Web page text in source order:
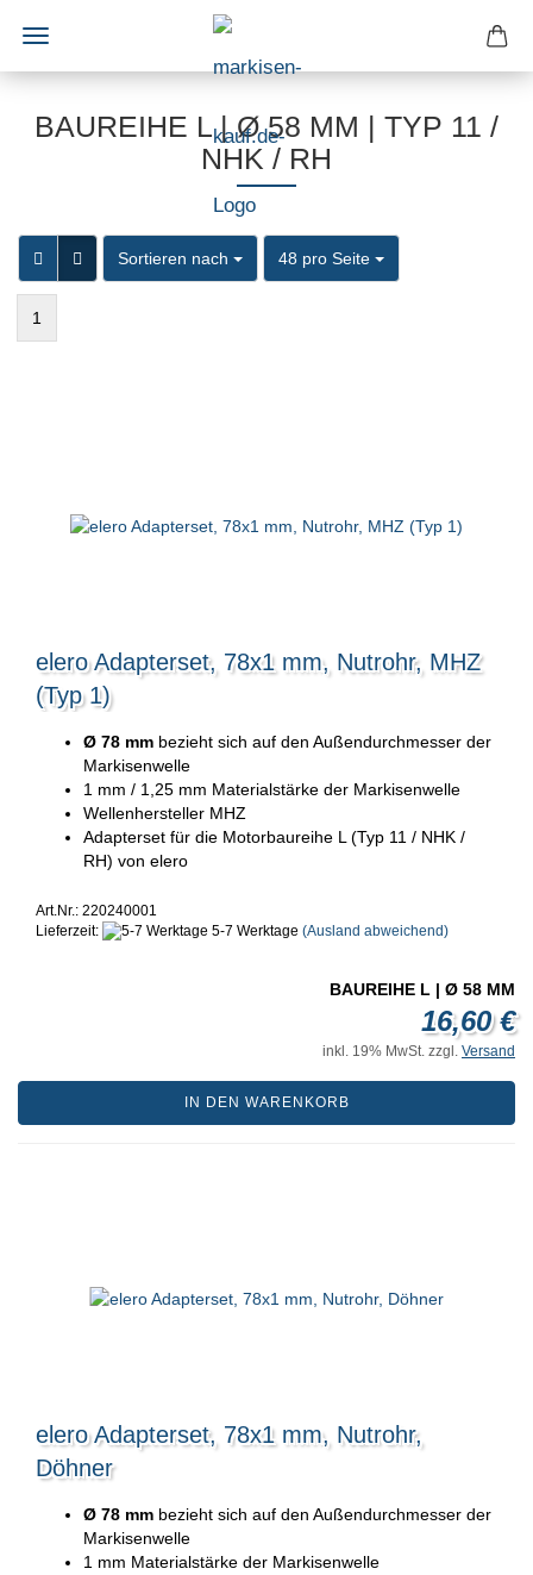
BAUREIHE L | Ø 58 MM | TYP 11 /
NHK / RH
Sortieren nach
Sortieren nach 48 pro Seite
pro Seite
1
elero Adapterset, 78x1 mm, Nutrohr, MHZ
(Typ 1)
Ø 78 mm bezieht sich auf den Außendurchmesser der
Markisenwelle
1 mm / 1,25 mm Materialstärke der Markisenwelle
Wellenhersteller MHZ
Adapterset für die Motorbaureihe L (Typ 11 / NHK /
RH) von elero
Art.Nr.: 220240001
Lieferzeit:
5-7 Werktage (Ausland abweichend)
BAUREIHE L | Ø 58 MM
16,60 €
inkl. 19% MwSt. zzgl. Versand
IN DEN WARENKORB
elero Adapterset, 78x1 mm, Nutrohr,
Döhner
Ø 78 mm bezieht sich auf den Außendurchmesser der
Markisenwelle
1 mm Materialstärke der Markisenwelle